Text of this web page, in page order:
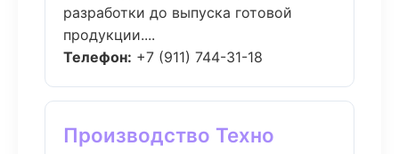
разработки до выпуска готовой
продукции....
Телефон: +7 (911) 744-31-18
Производство Техно